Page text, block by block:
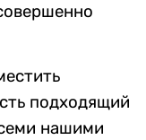
подходящий
нашими